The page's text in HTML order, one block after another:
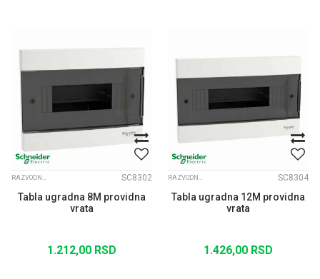
RAZVODNE TABLE EASY PRAGMA SC8302
Tabla ugradna 8M providna
vrata
1.212,00 RSD
RAZVODNE TABLE EASY PRAGMA SC8304
Tabla ugradna 12M providna
vrata
1.426,00 RSD